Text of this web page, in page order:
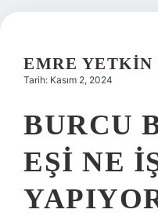
Yasal Uyarı
EMRE
Tarih: Kasım 2, 2024
BURCU
EŞI NE